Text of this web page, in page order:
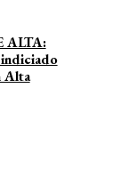
ALTA:
Alta